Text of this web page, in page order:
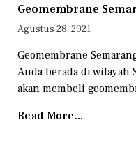
Geomembrane
Agustus 28, 2021
Geomembrane
Anda berada di wilayah
akan membeli
Read More...